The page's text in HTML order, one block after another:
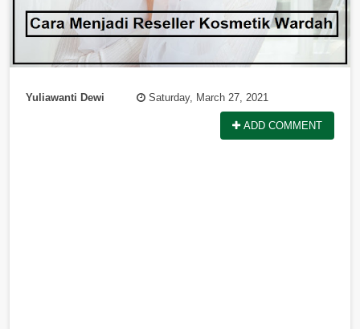
Yuliawanti Dewi Saturday, March 27, 2021
ADD COMMENT